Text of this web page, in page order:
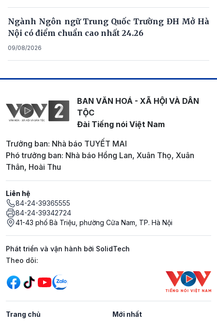
Ngành Ngôn ngữ Trung Quốc Trường ĐH Mở Hà
Nội có điểm chuẩn cao nhất 24.26
09/08/2026
BAN VĂN HOÁ - XÃ HỘI VÀ DÂN
TỘC
Đài Tiếng nói Việt Nam
Trưởng ban: Nhà báo TUYẾT MAI
Phó trưởng ban: Nhà báo Hồng Lan, Xuân Thọ, Xuân
Thân, Hoài Thu
Liên hệ
84-24-39365555
84-24-39342724
41-43 phố Bà Triệu, phường Cửa Nam, TP. Hà Nội
Phát triển và vận hành bởi SolidTech
Mạng xã hội
Theo dõi:
Trang chủ Mới nhất